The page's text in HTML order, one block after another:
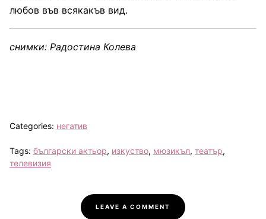
любов във всякакъв вид.
снимки: Радостина Колева
Categories: негатив
Tags: български актьор, изкуство, мюзикъл, театър,
телевизия
LEAVE A COMMENT